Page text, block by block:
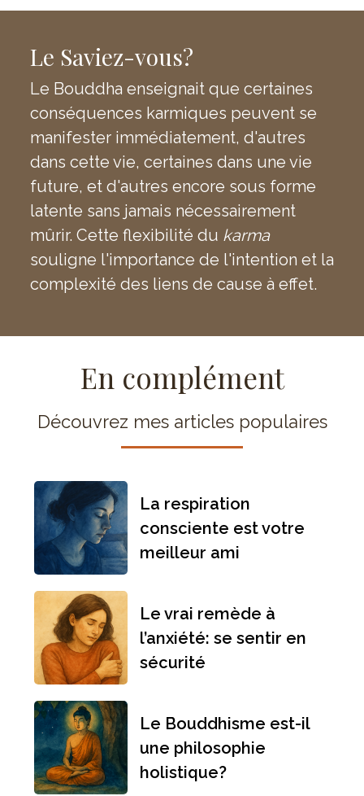
Le Saviez-vous?
Le Bouddha enseignait que certaines
conséquences karmiques peuvent se
manifester immédiatement, d'autres
dans cette vie, certaines dans une vie
future, et d'autres encore sous forme
latente sans jamais nécessairement
mûrir. Cette flexibilité du karma
souligne l'importance de l'intention et la
complexité des liens de cause à effet.
En complément
Découvrez mes articles populaires
La respiration
consciente est votre
meilleur ami
Le vrai remède à
l’anxiété: se sentir en
sécurité
Le Bouddhisme est-il
une philosophie
holistique?